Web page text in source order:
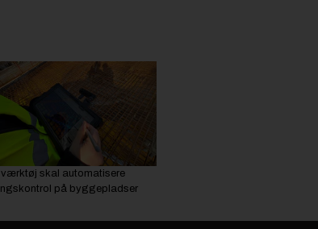
værktøj skal automatisere
på byggepladser